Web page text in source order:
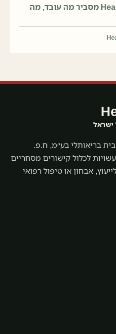
מבלבלת. מדריך HealthNews מסביר מה עובד, מה
ישראל
בריאותלי בע״מ, ח.פ.
עשויות לכלול קישורים מסחריים
אבחון או טיפול רפואי